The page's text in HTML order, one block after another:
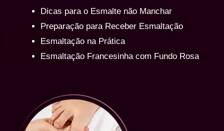
Dicas para o Esmalte não Manchar
Preparação para Receber Esmaltação
Esmaltação na Prática
Esmaltação Francesinha com Fundo Rosa